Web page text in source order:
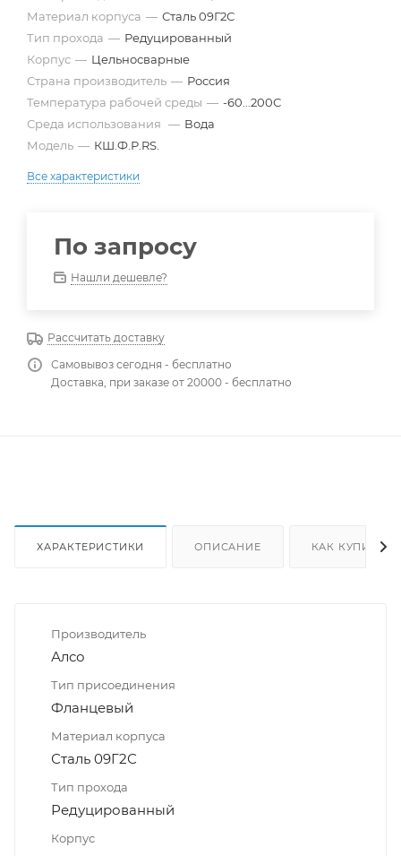
Материал корпуса — Сталь 09Г2С
Тип прохода — Редуцированный
Корпус — Цельносварные
Страна производитель — Россия
Температура рабочей среды — -60...200С
Среда использования — Вода
Модель — КШ.Ф.Р.RS.
Все характеристики
По запросу
Нашли дешевле?
Рассчитать доставку
Самовывоз сегодня - бесплатно
Доставка, при заказе от 20000 - бесплатно
ХАРАКТЕРИСТИКИ ОПИСАНИЕ КАК КУПИТЬ
Производитель
Алсо
Тип присоединения
Фланцевый
Материал корпуса
Сталь 09Г2С
Тип прохода
Редуцированный
Корпус